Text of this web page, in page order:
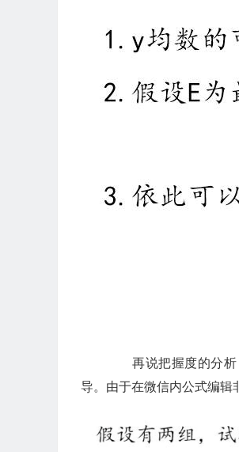
再说把握度的分析
导。由于在微信内公式编辑